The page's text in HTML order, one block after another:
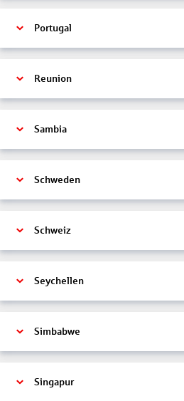
Portugal
Reunion
Sambia
Schweden
Schweiz
Seychellen
Simbabwe
Singapur